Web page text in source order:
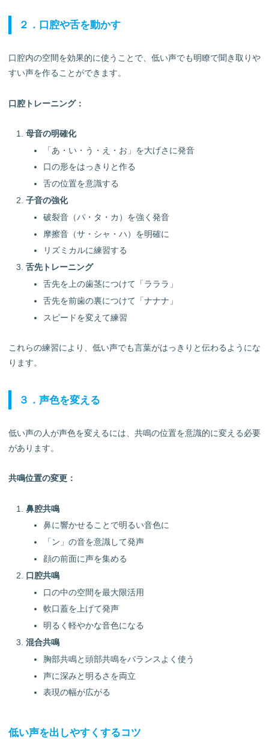
２．口腔や舌を動かす
口腔内の空間を効果的に使うことで、低い声でも明瞭で聞き取りや
すい声を作ることができます。
口腔トレーニング：
母音の明確化
「あ・い・う・え・お」を大げさに発音
口の形をはっきりと作る
舌の位置を意識する
子音の強化
破裂音（パ・タ・カ）を強く発音
摩擦音（サ・シャ・ハ）を明確に
リズミカルに練習する
舌先トレーニング
舌先を上の歯茎につけて「ラララ」
舌先を前歯の裏につけて「ナナナ」
スピードを変えて練習
これらの練習により、低い声でも言葉がはっきりと伝わるようにな
ります。
３．声色を変える
低い声の人が声色を変えるには、共鳴の位置を意識的に変える必要
があります。
共鳴位置の変更：
鼻腔共鳴
鼻に響かせることで明るい音色に
「ン」の音を意識して発声
顔の前面に声を集める
口腔共鳴
口の中の空間を最大限活用
軟口蓋を上げて発声
明るく軽やかな音色になる
混合共鳴
胸部共鳴と頭部共鳴をバランスよく使う
声に深みと明るさを両立
表現の幅が広がる
低い声を出しやすくするコツ